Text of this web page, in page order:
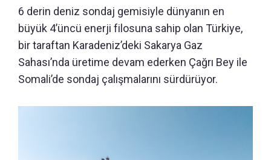
6 derin deniz sondaj gemisiyle dünyanın en
büyük 4’üncü enerji filosuna sahip olan Türkiye,
bir taraftan Karadeniz’deki Sakarya Gaz
Sahası’nda üretime devam ederken Çağrı Bey ile
Somali’de sondaj çalışmalarını sürdürüyor.